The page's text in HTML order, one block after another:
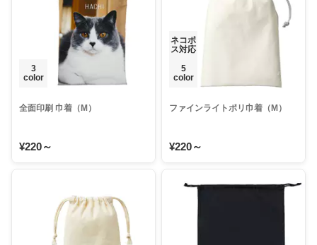
3
color
全面印刷 巾着（M）
¥220～
ネコポ
ス対応
5
color
ファインライトポリ巾着（M）
¥220～